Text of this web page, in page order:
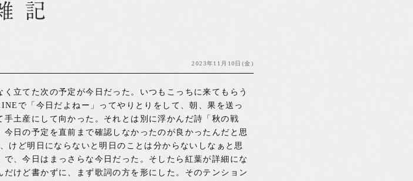
2023年11月10日(金)
立てた次の予定が今日だった。いつもこっちに来てもらう
で「今日だよねー」ってやりとりをして、朝、果を送っ
土産にして向かった。それとは別に浮かんだ詩「秋の戦
日の予定を直前まで確認しなかったのが良かったんだと思
けど明日にならないと明日のことは分からないしなぁと思
、今日はまっさらな今日だった。そしたら紅葉が詳細にな
けど書かずに、まず歌詞の方を形にした。そのテンション